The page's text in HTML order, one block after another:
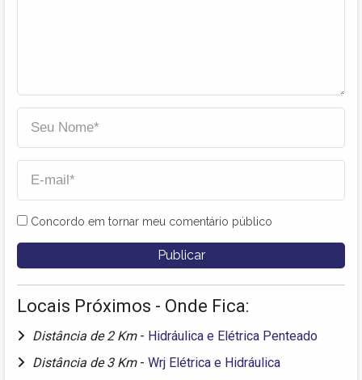
Concordo em tornar meu comentário público
Locais Próximos - Onde Fica:
Distância de 2 Km - Hidráulica e Elétrica Penteado
Distância de 3 Km - Wrj Elétrica e Hidráulica